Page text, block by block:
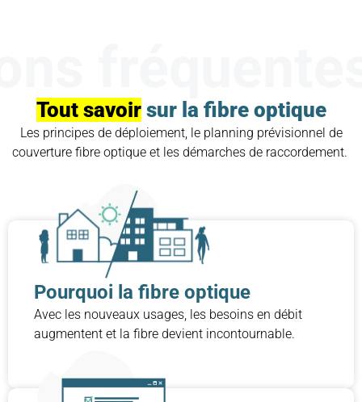
Tout savoirsur la fibre optique
Les principes de déploiement, le planning prévisionnel de
couverture fibre optique et les démarches de raccordement.
Pourquoi la fibre optique
Avec les nouveaux usages, les besoins en débit
augmentent et la fibre devient incontournable.